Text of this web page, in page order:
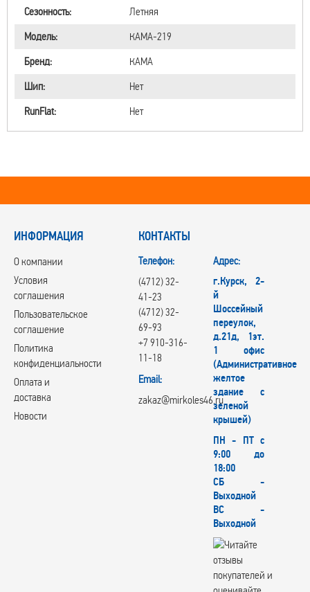
Сезонность:
Летняя
Модель:
КАМА-219
Бренд:
КАМА
Шип:
Нет
RunFlat:
Нет
ИНФОРМАЦИЯ
О компании
Условия
соглашения
Пользовательское
соглашение
Политика
конфиденциальности
Оплата и
доставка
Новости
КОНТАКТЫ
Телефон:
(4712) 32-
41-23
(4712) 32-
69-93
+7 910-316-
11-18
Email:
zakaz@mirkoles46.ru
Адрес:
г.Курск, 2-
й
Шоссейный
переулок,
д.21д, 1эт.
1 офис
(Административное
желтое
здание с
зеленой
крышей)
ПН - ПТ с
9:00 до
18:00
СБ -
Выходной
ВС -
Выходной